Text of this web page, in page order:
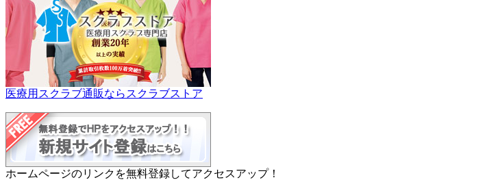
医療用スクラブ通販ならスクラブストア
ホームページのリンクを無料登録してアクセスアップ！